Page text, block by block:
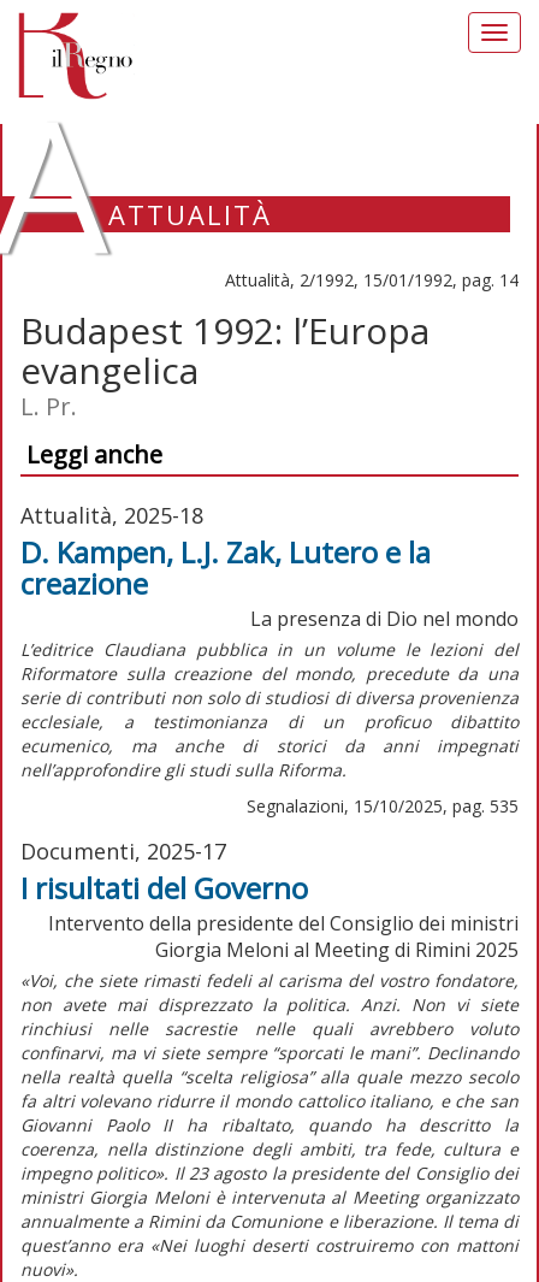
ATTUALITÀ
Attualità, 2/1992, 15/01/1992, pag. 14
Budapest 1992: l’Europa
evangelica
L. Pr.
Leggi anche
Attualità, 2025-18
D. Kampen, L.J. Zak, Lutero e la
creazione
La presenza di Dio nel mondo
L’editrice Claudiana pubblica in un volume le lezioni del
Riformatore sulla creazione del mondo, precedute da una
serie di contributi non solo di studiosi di diversa provenienza
ecclesiale, a testimonianza di un proficuo dibattito
ecumenico, ma anche di storici da anni impegnati
nell’approfondire gli studi sulla Riforma.
Segnalazioni, 15/10/2025, pag. 535
Documenti, 2025-17
I risultati del Governo
Intervento della presidente del Consiglio dei ministri
Giorgia Meloni al Meeting di Rimini 2025
«Voi, che siete rimasti fedeli al carisma del vostro fondatore,
non avete mai disprezzato la politica. Anzi. Non vi siete
rinchiusi nelle sacrestie nelle quali avrebbero voluto
confinarvi, ma vi siete sempre “sporcati le mani”. Declinando
nella realtà quella “scelta religiosa” alla quale mezzo secolo
fa altri volevano ridurre il mondo cattolico italiano, e che san
Giovanni Paolo II ha ribaltato, quando ha descritto la
coerenza, nella distinzione degli ambiti, tra fede, cultura e
impegno politico». Il 23 agosto la presidente del Consiglio dei
ministri Giorgia Meloni è intervenuta al Meeting organizzato
annualmente a Rimini da Comunione e liberazione. Il tema di
quest’anno era «Nei luoghi deserti costruiremo con mattoni
nuovi».